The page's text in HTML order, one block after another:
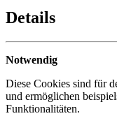
Details
Notwendig
Diese Cookies sind für
und ermöglichen
Funktionalitäten.